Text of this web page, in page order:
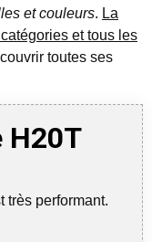
et couleurs. La
et tous les
toutes ses
H20T
très performant.